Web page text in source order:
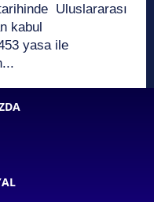
Uluslararası
kabul
yasa ile